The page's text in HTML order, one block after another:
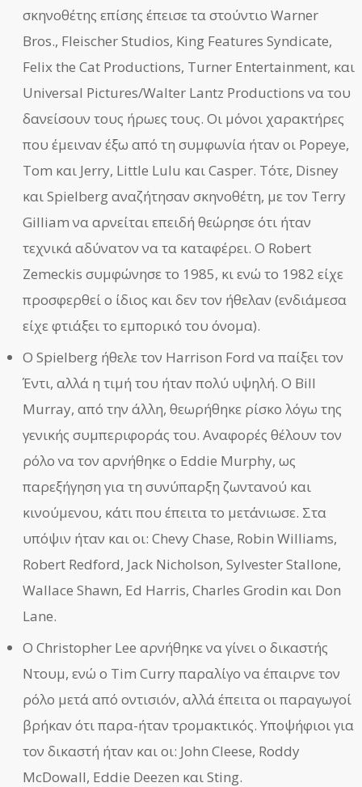
σκηνοθέτης επίσης έπεισε τα στούντιο Warner
Bros., Fleischer Studios, King Features Syndicate,
Felix the Cat Productions, Turner Entertainment, και
Universal Pictures/Walter Lantz Productions να του
δανείσουν τους ήρωες τους. Οι μόνοι χαρακτήρες
που έμειναν έξω από τη συμφωνία ήταν οι Popeye,
Tom και Jerry, Little Lulu και Casper. Τότε, Disney
και Spielberg αναζήτησαν σκηνοθέτη, με τον Terry
Gilliam να αρνείται επειδή θεώρησε ότι ήταν
τεχνικά αδύνατον να τα καταφέρει. Ο Robert
Zemeckis συμφώνησε το 1985, κι ενώ το 1982 είχε
προσφερθεί ο ίδιος και δεν τον ήθελαν (ενδιάμεσα
είχε φτιάξει το εμπορικό του όνομα).
Ο Spielberg ήθελε τον Harrison Ford να παίξει τον
Έντι, αλλά η τιμή του ήταν πολύ υψηλή. Ο Bill
Murray, από την άλλη, θεωρήθηκε ρίσκο λόγω της
γενικής συμπεριφοράς του. Αναφορές θέλουν τον
ρόλο να τον αρνήθηκε ο Eddie Murphy, ως
παρεξήγηση για τη συνύπαρξη ζωντανού και
κινούμενου, κάτι που έπειτα το μετάνιωσε. Στα
υπόψιν ήταν και οι: Chevy Chase, Robin Williams,
Robert Redford, Jack Nicholson, Sylvester Stallone,
Wallace Shawn, Ed Harris, Charles Grodin και Don
Lane.
Ο Christopher Lee αρνήθηκε να γίνει ο δικαστής
Ντουμ, ενώ ο Tim Curry παραλίγο να έπαιρνε τον
ρόλο μετά από οντισιόν, αλλά έπειτα οι παραγωγοί
βρήκαν ότι παρα-ήταν τρομακτικός. Υποψήφιοι για
τον δικαστή ήταν και οι: John Cleese, Roddy
McDowall, Eddie Deezen και Sting.